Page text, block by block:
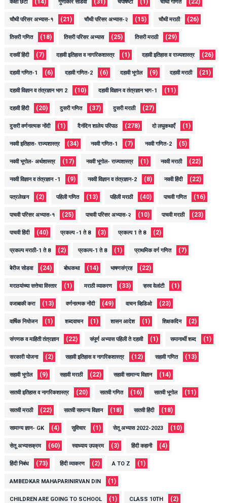
कक्षा छटी गुणाकार सोडवा चंपाषष्टी चौथी गणित
चौथी परिसर अभ्यास-१ (21) चौथी परिसर अभ्यास-२ (15) चौथी मराठी (26)
तिसरी गणित (18) तिसरी परिसर अभ्यास (25) तिसरी मराठी (29)
दसवीं हिंदी (7) दहावी इतिहास व नागरिकशास्त्र (1) दहावी इतिहास व राज्यशास्त्र (26)
दहावी गणित-1 (6) दहावी गणित-2 (6) दहावी भूगोल (9) दहावी मराठी (21)
दहावी विज्ञान व तंत्रज्ञान भाग 2 (10) दहावी विज्ञान व तंत्रज्ञान भाग-1 (11)
दहावी हिंदी (20) दुसरी गणित (37) दुसरी मराठी (27)
दुसरी वर्णनात्मक नोंदी (1) दैनंदिन शालेय परिपाठ (278) दो लघुकथाएँ (1)
नववी इतिहास- राज्यशास्त्र (34) नववी गणित-1 (7) नववी गणित-2 (5)
नववी भूगोल- अर्थशास्त्र (17) नववी भूगोल- राज्यशास्त्र (1) नववी मराठी (22)
नववी विज्ञान व तंत्रज्ञान -1 (9) नववी विज्ञान व तंत्रज्ञान-2 (8) नववी हिंदी (22)
पत्रलेखन (2) पहिली गणित (13) पहिली मराठी (40) पाचवी गणित (16)
पाचवी परिसर अभ्यास-१ (25) पाचवी परिसर अभ्यास-२ (10) पाचवी मराठी (23)
पाचवी हिंदी (40) प्रकल्प -1 ते 8 (3) प्रकल्प 1 ते 8 (2)
प्रकल्प मराठी-1 ते 8 (2) प्रकल्प-1 ते 8 (1) प्राथमिक वर्ग गणित (7)
बेरीज सोडवा (24) बोधकथा (14) भाषणसंग्रह (22)
मराठयांच्या सत्तेचा विस्तार (1) मराठी व्याकरण (33) ऱ्हस्व वेलांटी (1)
वजाबाकी करा (13) वर्णनात्मक नोंदी (49) वाचन व्हिडिओ (23)
वार्षिक नियोजन (1) शब्दवाचन (1) शासन आदेश (1) शिक्षकदिन (2)
संगणक व माहिती तंत्रज्ञान (22) संपूर्ण अभ्यास पहिली ते दहावी (1) समानार्थी शब्द (1)
सरकारी योजना (2) सहावी इतिहास व नागरिकशास्त्र (12) सहावी गणित (13)
सहावी भूगोल (9) सहावी मराठी (22) सहावी सामान्य विज्ञान (14)
सातवी इतिहास व नागरिकशास्त्र (20) सातवी गणित (16) सातवी भूगोल (11)
सातवी मराठी (22) सातवी सामान्य विज्ञान (18) सातवी हिंदी (18)
सामान्य ज्ञान- GK (4) सुविचार (1) सेतू अभ्यास 2022-2023 (10)
सेतू अभ्यासक्रम (60) स्वाध्याय उपक्रम (3) हिंदी कहानी (4)
हिंदी निबंध (73) हिंदी व्याकरण (2) A TO Z (1)
AMBEDKAR MAHAPARINIRVAN DIN (1)
CHILDREN ARE GOING TO SCHOOL (1) CLASS 10TH (2)